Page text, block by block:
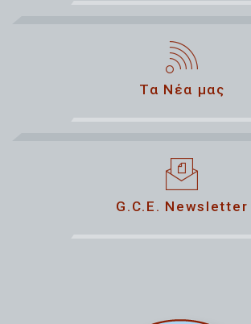
Τα Νέα μας
G.C.E. Newsletter